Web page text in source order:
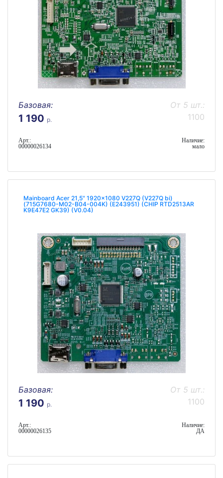
Базовая:
1 190 р.
От 5 шт.:
1100
Арт.:
00000026134
Наличие:
мало
Mainboard Acer 21,5" 1920x1080 V227Q (V227Q bi)
(715G7680-M02-B04-004K) (E243951) (CHIP RTD2513AR
K9E47E2 GK39) (V0.04)
Базовая:
1 190 р.
От 5 шт.:
1100
Арт.:
00000026135
Наличие:
ДА